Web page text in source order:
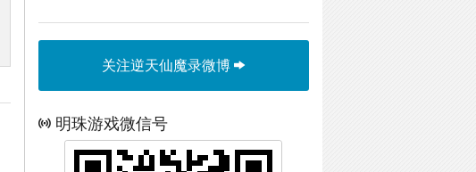
关注逆天仙魔录微博
明珠游戏微信号